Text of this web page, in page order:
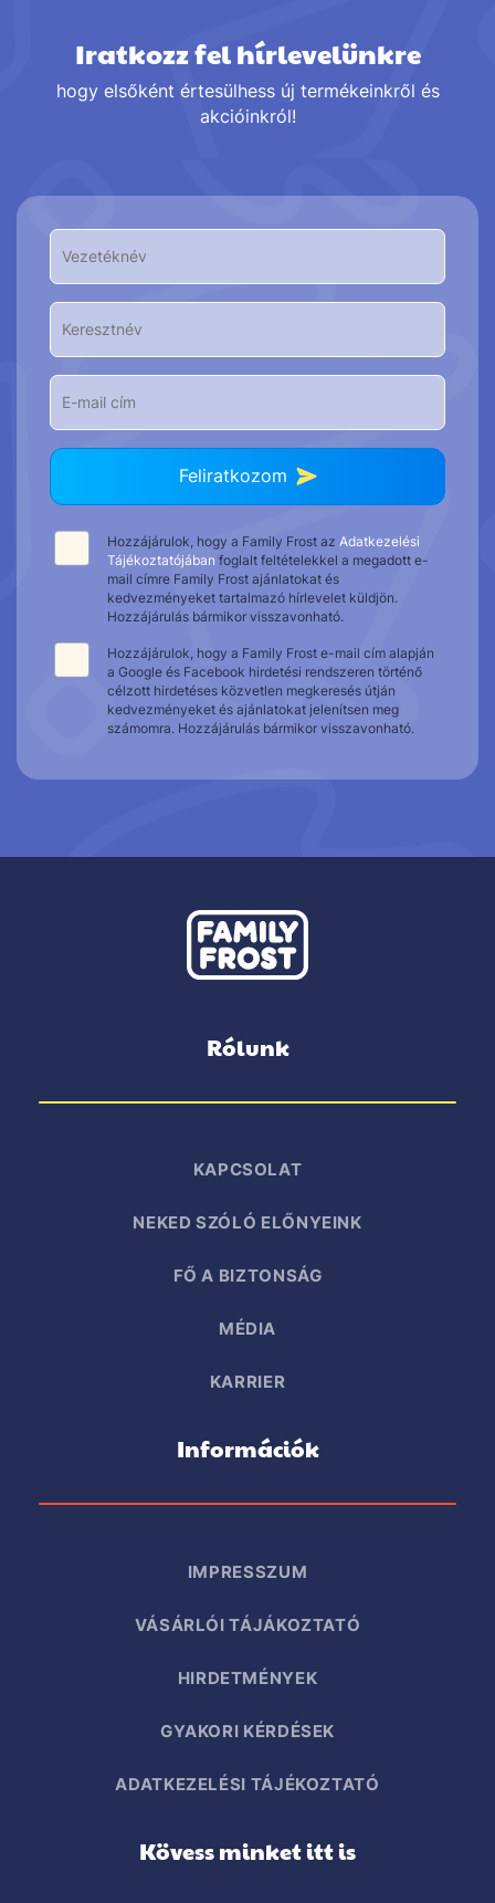
Iratkozz fel hírlevelünkre
hogy elsőként értesülhess új termékeinkről és
akcióinkról!
Feliratkozom
Hozzájárulok, hogy a Family Frost az Adatkezelési
Tájékoztatójában foglalt feltételekkel a megadott e-
mail címre Family Frost ajánlatokat és
kedvezményeket tartalmazó hírlevelet küldjön.
Hozzájárulás bármikor visszavonható.
Hozzájárulok, hogy a Family Frost e-mail cím alapján
a Google és Facebook hirdetési rendszeren történő
célzott hirdetéses közvetlen megkeresés útján
kedvezményeket és ajánlatokat jelenítsen meg
számomra. Hozzájárulás bármikor visszavonható.
Rólunk
KAPCSOLAT
NEKED SZÓLÓ ELŐNYEINK
FŐ A BIZTONSÁG
MÉDIA
KARRIER
Információk
IMPRESSZUM
VÁSÁRLÓI TÁJÁKOZTATÓ
HIRDETMÉNYEK
GYAKORI KÉRDÉSEK
ADATKEZELÉSI TÁJÉKOZTATÓ
Kövess minket itt is